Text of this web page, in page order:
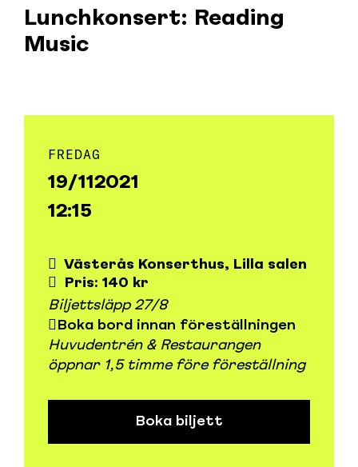
Lunchkonsert: Reading
Music
FREDAG
19/11 2021
12:15
Västerås Konserthus, Lilla salen
Pris: 140 kr
Biljettsläpp 27/8
Boka bord innan föreställningen
Huvudentrén & Restaurangen
öppnar 1,5 timme före föreställning
Boka biljett